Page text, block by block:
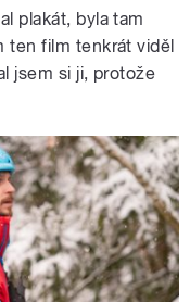
plakát, byla tam
ten film tenkrát viděl
jsem si ji, protože